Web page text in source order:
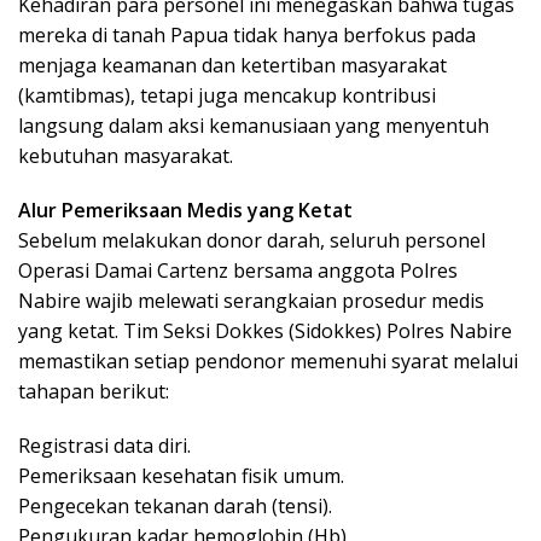
mereka di tanah Papua tidak hanya berfokus pada
menjaga keamanan dan ketertiban masyarakat
(kamtibmas), tetapi juga mencakup kontribusi
langsung dalam aksi kemanusiaan yang menyentuh
kebutuhan masyarakat.
Alur Pemeriksaan Medis yang Ketat
Sebelum melakukan donor darah, seluruh personel
Operasi Damai Cartenz bersama anggota Polres
Nabire wajib melewati serangkaian prosedur medis
yang ketat. Tim Seksi Dokkes (Sidokkes) Polres Nabire
memastikan setiap pendonor memenuhi syarat melalui
tahapan berikut:
Registrasi data diri.
Pemeriksaan kesehatan fisik umum.
Pengecekan tekanan darah (tensi).
Pengukuran kadar hemoglobin (Hb).